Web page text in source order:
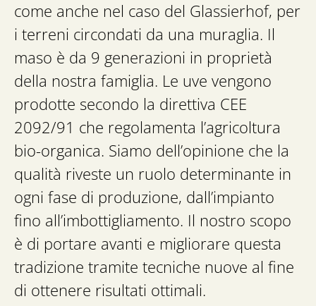
come anche nel caso del Glassierhof, per
i terreni circondati da una muraglia. Il
maso è da 9 generazioni in proprietà
della nostra famiglia. Le uve vengono
prodotte secondo la direttiva CEE
2092/91 che regolamenta l’agricoltura
bio-organica. Siamo dell’opinione che la
qualità riveste un ruolo determinante in
ogni fase di produzione, dall’impianto
fino all’imbottigliamento. Il nostro scopo
è di portare avanti e migliorare questa
tradizione tramite tecniche nuove al fine
di ottenere risultati ottimali.